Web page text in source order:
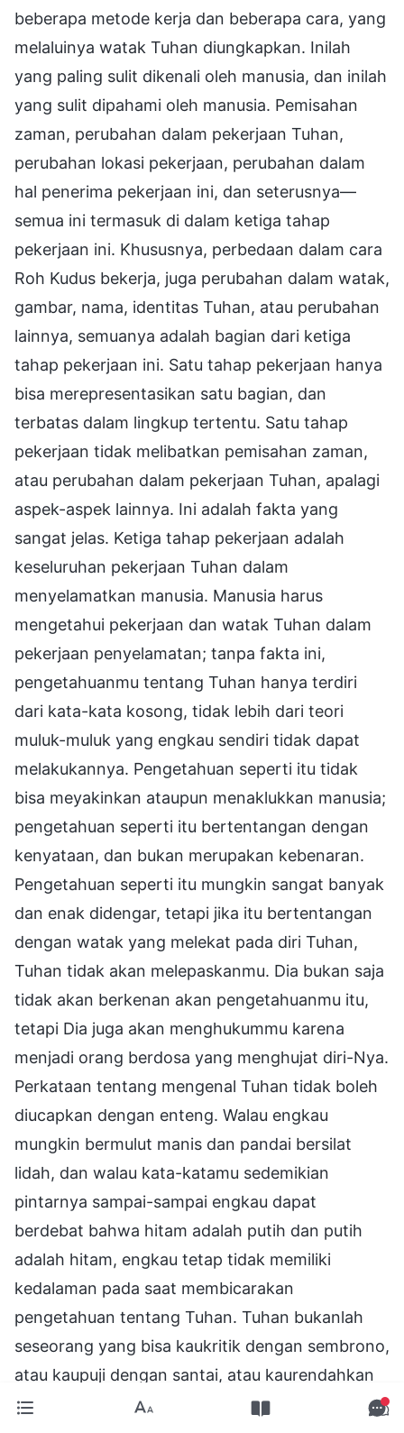
beberapa metode kerja dan beberapa cara, yang
melaluinya watak Tuhan diungkapkan. Inilah
yang paling sulit dikenali oleh manusia, dan inilah
yang sulit dipahami oleh manusia. Pemisahan
zaman, perubahan dalam pekerjaan Tuhan,
perubahan lokasi pekerjaan, perubahan dalam
hal penerima pekerjaan ini, dan seterusnya—
semua ini termasuk di dalam ketiga tahap
pekerjaan ini. Khususnya, perbedaan dalam cara
Roh Kudus bekerja, juga perubahan dalam watak,
gambar, nama, identitas Tuhan, atau perubahan
lainnya, semuanya adalah bagian dari ketiga
tahap pekerjaan ini. Satu tahap pekerjaan hanya
bisa merepresentasikan satu bagian, dan
terbatas dalam lingkup tertentu. Satu tahap
pekerjaan tidak melibatkan pemisahan zaman,
atau perubahan dalam pekerjaan Tuhan, apalagi
aspek-aspek lainnya. Ini adalah fakta yang
sangat jelas. Ketiga tahap pekerjaan adalah
keseluruhan pekerjaan Tuhan dalam
menyelamatkan manusia. Manusia harus
mengetahui pekerjaan dan watak Tuhan dalam
pekerjaan penyelamatan; tanpa fakta ini,
pengetahuanmu tentang Tuhan hanya terdiri
dari kata-kata kosong, tidak lebih dari teori
muluk-muluk yang engkau sendiri tidak dapat
melakukannya. Pengetahuan seperti itu tidak
bisa meyakinkan ataupun menaklukkan manusia;
pengetahuan seperti itu bertentangan dengan
kenyataan, dan bukan merupakan kebenaran.
Pengetahuan seperti itu mungkin sangat banyak
dan enak didengar, tetapi jika itu bertentangan
dengan watak yang melekat pada diri Tuhan,
Tuhan tidak akan melepaskanmu. Dia bukan saja
tidak akan berkenan akan pengetahuanmu itu,
tetapi Dia juga akan menghukummu karena
menjadi orang berdosa yang menghujat diri-Nya.
Perkataan tentang mengenal Tuhan tidak boleh
diucapkan dengan enteng. Walau engkau
mungkin bermulut manis dan pandai bersilat
lidah, dan walau kata-katamu sedemikian
pintarnya sampai-sampai engkau dapat
berdebat bahwa hitam adalah putih dan putih
adalah hitam, engkau tetap tidak memiliki
kedalaman pada saat membicarakan
pengetahuan tentang Tuhan. Tuhan bukanlah
seseorang yang bisa kaukritik dengan sembrono,
atau kaupuji dengan santai, atau kaurendahkan
dengan enteng. Engkau memuji setiap orang dan